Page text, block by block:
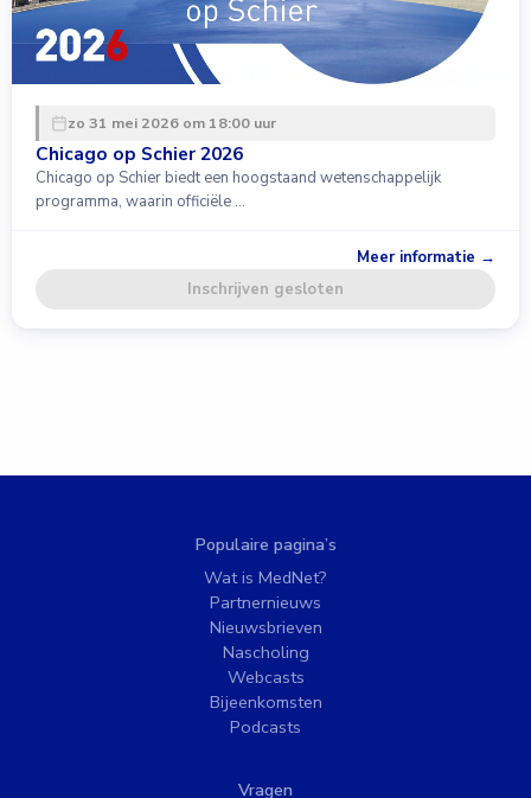
zo 31 mei 2026 om 18:00 uur
Chicago op Schier 2026
Chicago op Schier biedt een hoogstaand wetenschappelijk
programma, waarin officiële …
Meer informatie →
Inschrijven gesloten
Populaire pagina’s
Wat is MedNet?
Partnernieuws
Nieuwsbrieven
Nascholing
Webcasts
Bijeenkomsten
Podcasts
Vragen